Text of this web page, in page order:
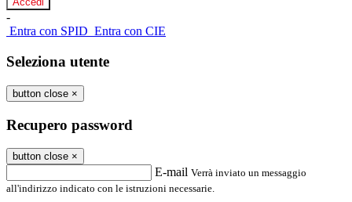
-
Entra con SPID Entra con CIE
Seleziona utente
button close ×
Recupero password
button close ×
E-mail Verrà inviato un messaggio
all'indirizzo indicato con le istruzioni necessarie.